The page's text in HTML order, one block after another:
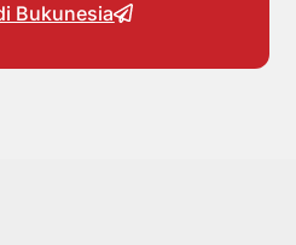
Bukunesia